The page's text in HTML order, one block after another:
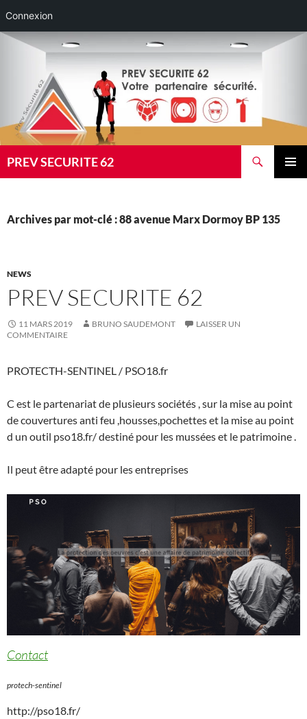
Connexion
Aller
PREV SECURITE 62
Archives par mot-clé : 88 avenue Marx Dormoy BP 135
NEWS
PREV SECURITE 62
11 MARS 2019 BRUNO SAUDEMONT
LAISSER UN
COMMENTAIRE
PROTECTH-SENTINEL / PSO18.fr
C est le partenariat de plusieurs sociétés , sur la mise au point
de couvertures anti feu ,housses,pochettes et la mise au point
d un outil pso18.fr/ destiné pour les mussées et le patrimoine .
Il peut être adapté pour les entreprises
Contact
protech-sentinel
http://pso18.fr/